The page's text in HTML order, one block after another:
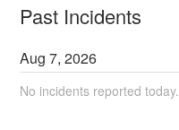
Past Incidents
Aug7,2026
No incidents reported today.